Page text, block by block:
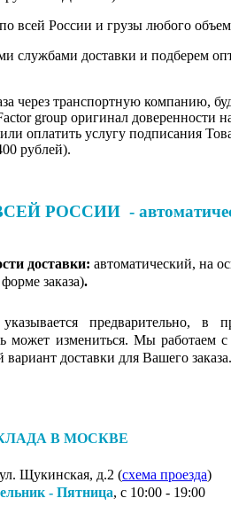
всей России и грузы любого
службами доставки и подберем
через транспортную компанию,
group оригинал доверенности
оплатить услугу подписания
рублей).
РОССИИ -
доставки: автоматический, на
заказа).
предварительно, в
может измениться. Мы работаем
доставки для Вашего заказа.
В МОСКВЕ
Щукинская, д.2 (схема проезда)
- Пятница, с 10:00 - 19:00